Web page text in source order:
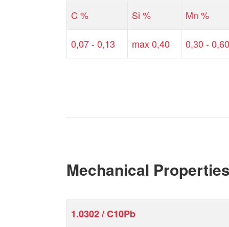
C % Si % Mn %
0,07 - 0,13 max 0,40 0,30 - 0,60
Mechanical
1.0302 / C10Pb